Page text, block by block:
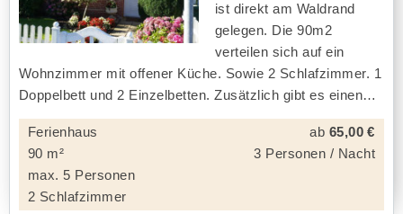
ist direkt am Waldrand
gelegen. Die 90m2
verteilen sich auf ein
Wohnzimmer mit offener Küche. Sowie 2 Schlafzimmer. 1
Doppelbett und 2 Einzelbetten. Zusätzlich gibt es einen
Ferienhaus
90 m²
max. 5 Personen
2 Schlafzimmer
ab 65,00 €
3 Personen / Nacht